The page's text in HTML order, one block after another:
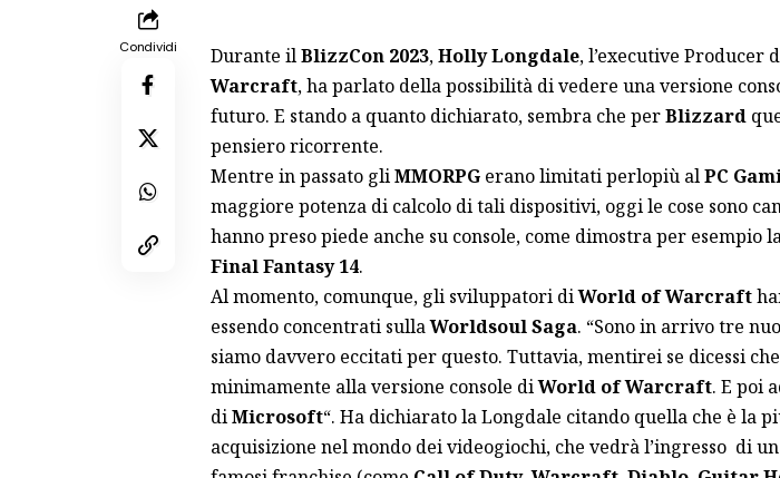
Condividi Durante ilBlizzCon 2023,Holly Longdale, l’executive Producer
Warcraft, ha parlato della possibilità di vedere una versione
futuro. E stando a quanto dichiarato, sembra che perBlizzard
pensiero ricorrente.
Mentre in passato gliMMORPGerano limitati perlopiù alPC
maggiore potenza di calcolo di tali dispositivi, oggi le cose sono
hanno preso piede anche su console, come dimostra per esempio
Final Fantasy 14.
Al momento, comunque, gli sviluppatori diWorld of Warcraft
essendo concentrati sullaWorldsoul Saga. “Sono in arrivo tre
siamo davvero eccitati per questo. Tuttavia, mentirei se dicessi
minimamente alla versione console diWorld of Warcraft. E poi
diMicrosoft“. Ha dichiarato la Longdale citando quella che è la
acquisizione nel mondo dei videogiochi, che vedrà l’ingresso di